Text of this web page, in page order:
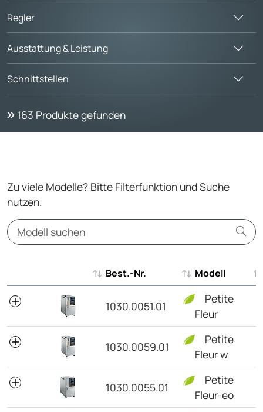
Regler
Ausstattung & Leistung
Schnittstellen
163 Produkte gefunden
Zu viele Modelle? Bitte Filterfunktion und Suche
nutzen.
Best.-Nr.
Modell
Modell
1030.0051.01
Petite
Fleur
1030.0059.01
Petite
Fleur w
1030.0055.01
Petite
Fleur-eo